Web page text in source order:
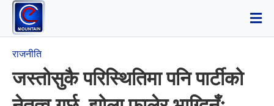
राजनीति
जस्तोसुकै परिस्थितिमा पनि पार्टीको